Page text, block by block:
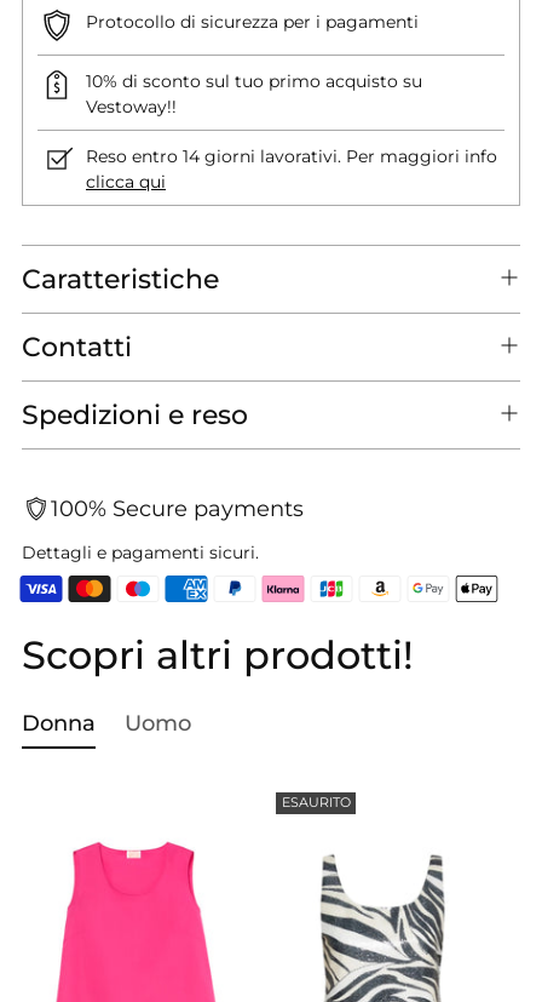
Protocollo di sicurezza per i pagamenti
10% di sconto sul tuo primo acquisto su
Vestoway!!
Reso entro 14 giorni lavorativi. Per maggiori info
clicca qui
Caratteristiche
Contatti
Spedizioni e reso
100% Secure payments
Dettagli e pagamenti sicuri.
Aggiungere
un
al
Scopri altri prodotti!
Donna Uomo
ESAURITO